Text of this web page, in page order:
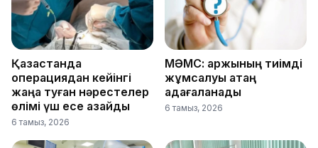
Қазақстанда
операциядан кейінгі
жаңа туған нәрестелер
өлімі үш есе азайды
6 тамыз, 2026
МӘМС: қаржының тиімді
жұмсалуы қатаң
қадағаланады
6 тамыз, 2026